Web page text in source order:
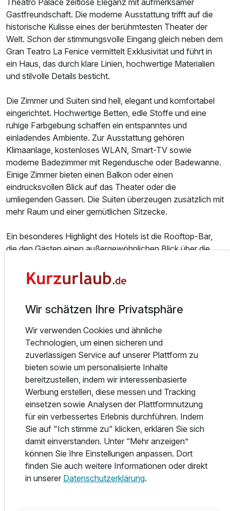
Ausstattung
Gastfreundschaft. Die moderne Ausstattung trifft auf die
historische Kulisse eines der berühmtesten Theater der
Welt. Schon der stimmungsvolle Eingang gleich neben dem
Gran Teatro La Fenice vermittelt Exklusivität und führt in
ein Haus, das durch klare Linien, hochwertige Materialien
und stilvolle Details besticht.
Die Zimmer und Suiten sind hell, elegant und komfortabel
eingerichtet. Hochwertige Betten, edle Stoffe und eine
ruhige Farbgebung schaffen ein entspanntes und
einladendes Ambiente. Zur Ausstattung gehören
Klimaanlage, kostenloses WLAN, Smart-TV sowie
moderne Badezimmer mit Regendusche oder Badewanne.
Einige Zimmer bieten einen Balkon oder einen
eindrucksvollen Blick auf das Theater oder die
umliegenden Gassen. Die Suiten überzeugen zusätzlich mit
mehr Raum und einer gemütlichen Sitzecke.
Ein besonderes Highlight des Hotels ist die Rooftop-Bar,
die den Gästen einen außergewöhnlichen Blick über die
einem Aperitif oder Cocktail perfekt ausklingen, während
die Stadt in goldenes Licht getaucht ist – ein
einzigartige Atmosphäre der Lagunenstadt auf sich wirken
Im Hotel erwarten Sie darüber hinaus eine stilvoll gestaltete
Lobby und ein eleganter Frühstücksraum, in dem täglich
frische regionale Produkte serviert werden. Der freundliche
und kompetente Service unterstützt Gäste gerne mit
Empfehlungen zu Kulturveranstaltungen, Restaurants oder
Ausflügen.
Dank der zentralen Lage sind Venedigs bedeutendste
Sehenswürdigkeiten nur wenige Schritte entfernt –
darunter der Markusplatz, die Markusbasilika, der
Dogenpalast und die Rialtobrücke. Ebenso befinden sich
zahlreiche Cafés, traditionelle Bacari, exklusive Boutiquen
Wir schätzen Ihre Privatsphäre
Wir verwenden Cookies und ähnliche
Technologien, um einen sicheren und
zuverlässigen Service auf unserer Plattform zu
bieten sowie um personalisierte Inhalte
bereitzustellen, indem wir interessenbasierte
Werbung erstellen, diese messen und Tracking
einsetzen sowie Analysen der Plattformnutzung
für ein verbessertes Erlebnis durchführen. Indem
Sie auf "Ich stimme zu" klicken, erklären Sie sich
damit einverstanden. Unter “Mehr anzeigen”
können Sie Ihre Einstellungen anpassen. Dort
finden Sie auch weitere Informationen oder direkt
in unserer Datenschutzerklärung.